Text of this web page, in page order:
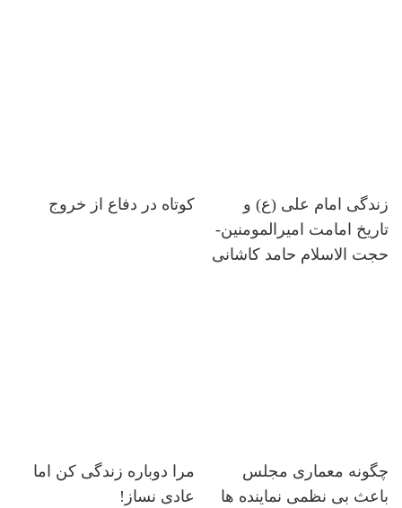
زندگی امام علی (ع) و
تاریخ امامت امیرالمومنین-
حجت الاسلام حامد کاشانی
کوتاه در دفاع از خروج
چگونه معماری مجلس
باعث بی نظمی نماینده ها
مرا دوباره زندگی کن اما
عادی نساز!